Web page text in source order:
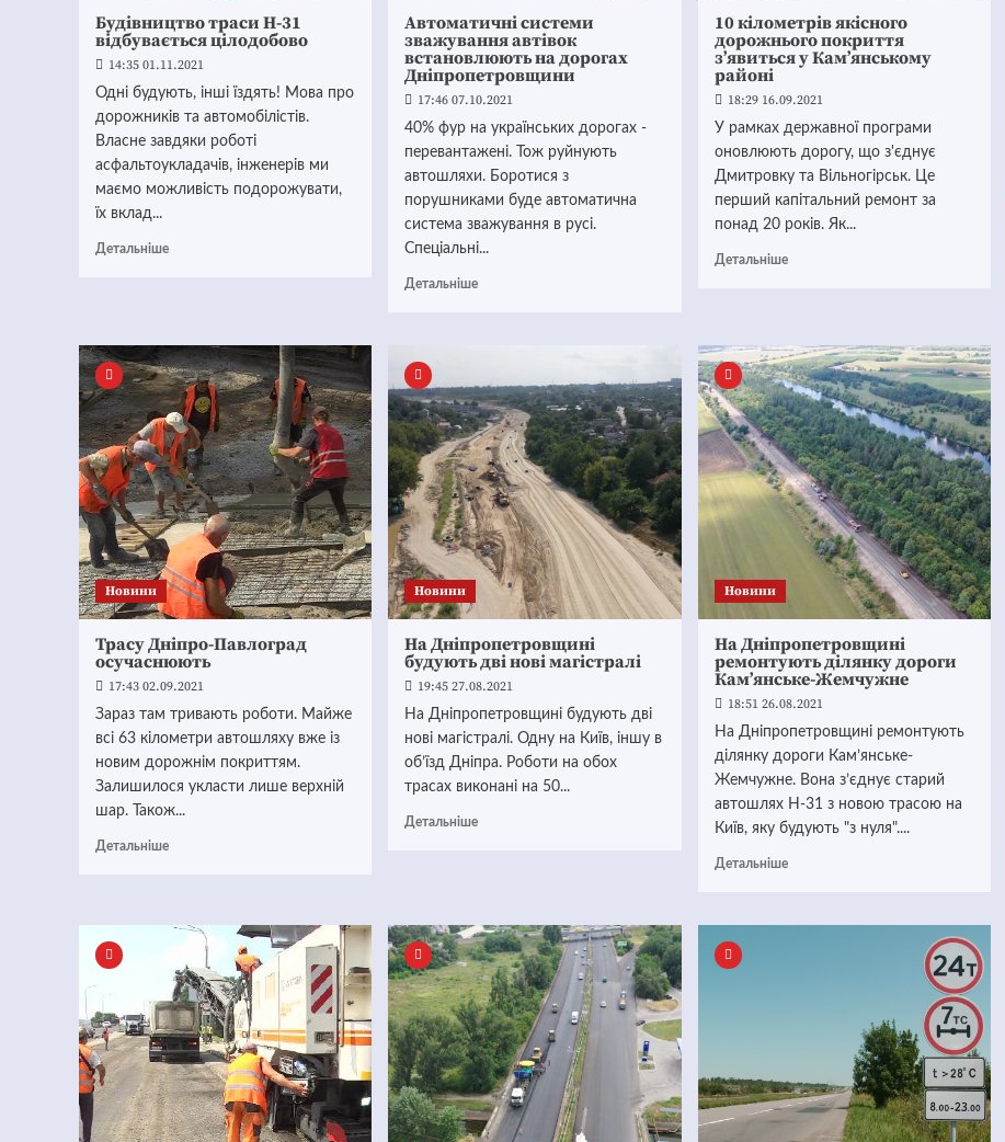
Будівництво траси Н-31
відбувається цілодобово
14:35 01.11.2021
Одні будують, інші їздять! Мова про
дорожників та автомобілістів.
Власне завдяки роботі
асфальтоукладачів, інженерів ми
маємо можливість подорожувати,
їх вклад...
Детальніше
Автоматичні системи
зважування автівок
встановлюють на дорогах
Дніпропетровщини
17:46 07.10.2021
40% фур на українських дорогах -
перевантажені. Тож руйнують
автошляхи. Боротися з
порушниками буде автоматична
система зважування в русі.
Спеціальні...
Детальніше
10 кілометрів якісного
дорожнього покриття
з’явиться у Кам’янському
районі
18:29 16.09.2021
У рамках державної програми
оновлюють дорогу, що з'єднує
Дмитровку та Вільногірськ. Це
перший капітальний ремонт за
понад 20 років. Як...
Детальніше
Новини
Трасу Дніпро-Павлоград
осучаснюють
17:43 02.09.2021
Зараз там тривають роботи. Майже
всі 63 кілометри автошляху вже із
новим дорожнім покриттям.
Залишилося укласти лише верхній
шар. Також...
Детальніше
Новини
На Дніпропетровщині
будують дві нові магістралі
19:45 27.08.2021
На Дніпропетровщині будують дві
нові магістралі. Одну на Київ, іншу в
об’їзд Дніпра. Роботи на обох
трасах виконані на 50...
Детальніше
Новини
На Дніпропетровщині
ремонтують ділянку дороги
Кам’янське-Жемчужне
18:51 26.08.2021
На Дніпропетровщині ремонтують
ділянку дороги Кам’янське-
Жемчужне. Вона з’єднує старий
автошлях Н-31 з новою трасою на
Київ, яку будують "з нуля"....
Детальніше